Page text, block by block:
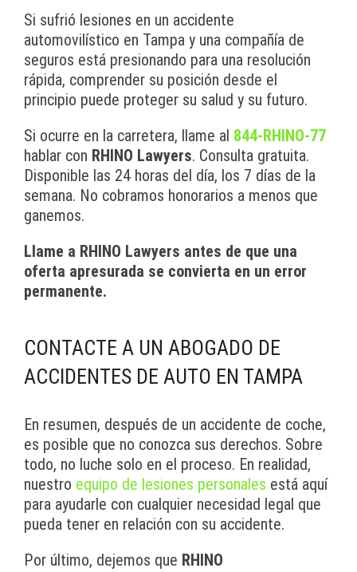
Si sufrió lesiones en un accidente
automovilístico en Tampa y una compañía de
seguros está presionando para una resolución
rápida, comprender su posición desde el
principio puede proteger su salud y su futuro.
Si ocurre en la carretera, llame al 844-RHINO-77
hablar con RHINO Lawyers. Consulta gratuita.
Disponible las 24 horas del día, los 7 días de la
semana. No cobramos honorarios a menos que
ganemos.
Llame a RHINO Lawyers antes de que una
oferta apresurada se convierta en un error
permanente.
CONTACTE A UN ABOGADO DE
ACCIDENTES DE AUTO EN TAMPA
En resumen, después de un accidente de coche,
es posible que no conozca sus derechos. Sobre
todo, no luche solo en el proceso. En realidad,
nuestro equipo de lesiones personales está aquí
para ayudarle con cualquier necesidad legal que
pueda tener en relación con su accidente.
Por último, dejemos que RHINO